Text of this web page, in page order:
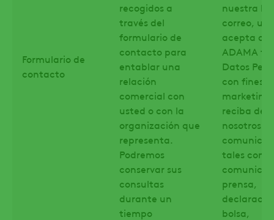
Formulario de
contacto
recogidos a
través del
formulario de
contacto para
entablar una
relación
comercial con
usted o con la
organización que
representa.
Podremos
conservar sus
consultas
durante un
tiempo
nuestra
correo,
acepta
ADAMA
Datos
con fines
marketing
reciba de
nosotros
tales como
prensa,
bolsa,